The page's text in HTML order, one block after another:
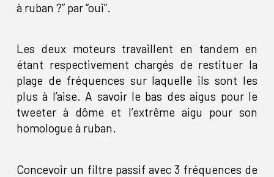
à ruban ?” par “oui”.
Les deux moteurs travaillent en tandem en
étant respectivement chargés de restituer la
plage de fréquences sur laquelle ils sont les
plus à l’aise. A savoir le bas des aigus pour le
tweeter à dôme et l’extrême aigu pour son
homologue à ruban.
Concevoir un filtre passif avec 3 fréquences de